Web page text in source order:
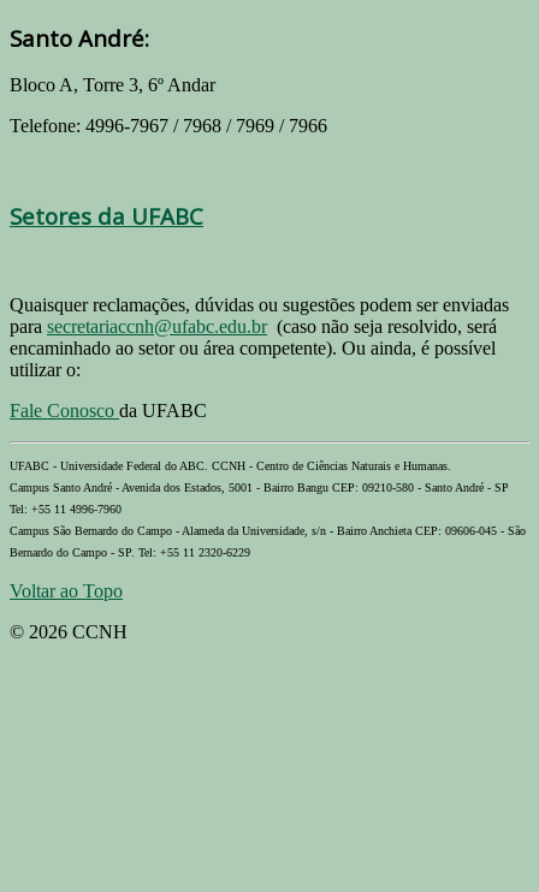
Santo André:
Bloco A, Torre 3, 6º Andar
Telefone: 4996-7967 / 7968 / 7969 / 7966
Setores da UFABC
Quaisquer reclamações, dúvidas ou sugestões podem ser enviadas
para secretariaccnh@ufabc.edu.br(caso não seja resolvido, será
encaminhado ao setor ou área competente). Ou ainda, é possível
utilizar o:
Fale Conosco da UFABC
UFABC - Universidade Federal do ABC. CCNH - Centro de Ciências Naturais e Humanas.
Campus Santo André - Avenida dos Estados, 5001 - Bairro Bangu CEP: 09210-580 - Santo André - SP
Tel: +55 11 4996-7960
Campus São Bernardo do Campo - Alameda da Universidade, s/n - Bairro Anchieta CEP: 09606-045 - São
Bernardo do Campo - SP. Tel: +55 11 2320-6229
Voltar ao Topo
© 2026 CCNH